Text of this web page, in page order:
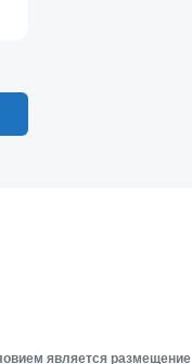
является размещение